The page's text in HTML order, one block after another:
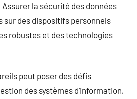
la sécurité des données
sur des dispositifs personnels
robustes et des technologies
peut poser des défis
des systèmes d’information,